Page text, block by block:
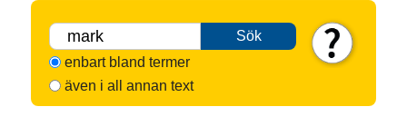
Sök
enbart bland termer
även i all annan text